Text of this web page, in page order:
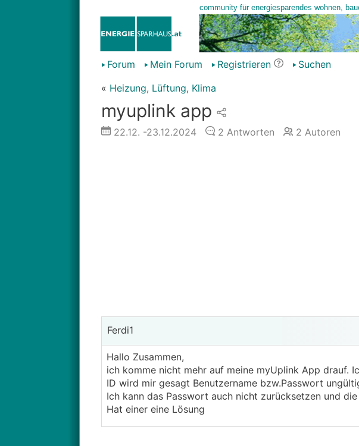
Forum Mein Forum Registrieren
Suchen
« Heizung, Lüftung, Klima
myuplink app
22.12. -23.12.2024 2 Antworten 2 Autoren
Ferdi1
Hallo Zusammen,
ich komme nicht mehr auf meine myUplink App drauf.
ID wird mir gesagt Benutzername bzw.Passwort
Ich kann das Passwort auch nicht zurücksetzen und
Hat einer eine Lösung